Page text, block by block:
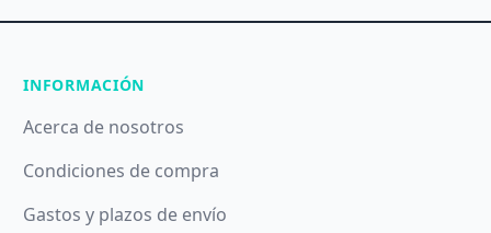
INFORMACIÓN
Acerca de nosotros
Condiciones de compra
Gastos y plazos de envío